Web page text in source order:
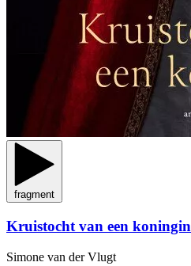
fragment
Kruistocht van een koningin
Simone van der Vlugt